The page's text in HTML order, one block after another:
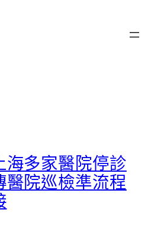
海多家醫院停診
醫院巡檢準流程